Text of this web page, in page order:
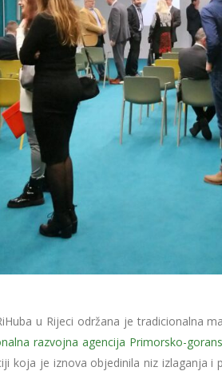
u Rijeci održana je tradicionalna
razvojna agencija Primorsko-
koja je iznova objedinila niz izlaganja i